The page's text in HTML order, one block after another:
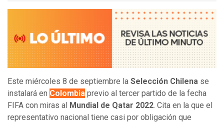
Este miércoles 8 de septiembre la Selección Chilena se
instalará en Colombia previo al tercer partido de la fecha
FIFA con miras al Mundial de Qatar 2022. Cita en la que el
representativo nacional tiene casi por obligación que